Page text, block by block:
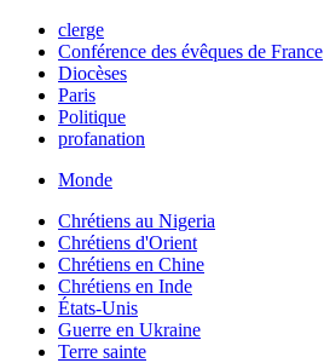
clerge
Conférence des évêques de France
Diocèses
Paris
Politique
profanation
Monde
Chrétiens au Nigeria
Chrétiens d'Orient
Chrétiens en Chine
Chrétiens en Inde
États-Unis
Guerre en Ukraine
Terre sainte